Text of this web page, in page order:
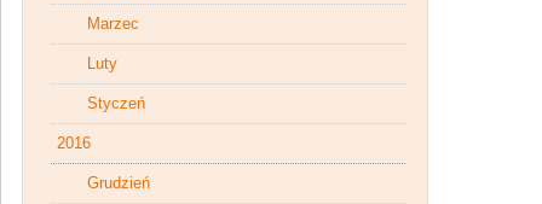
Marzec
Luty
Styczeń
2016
Grudzień